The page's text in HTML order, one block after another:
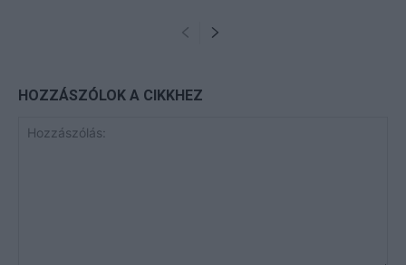
HOZZÁSZÓLOK A CIKKHEZ